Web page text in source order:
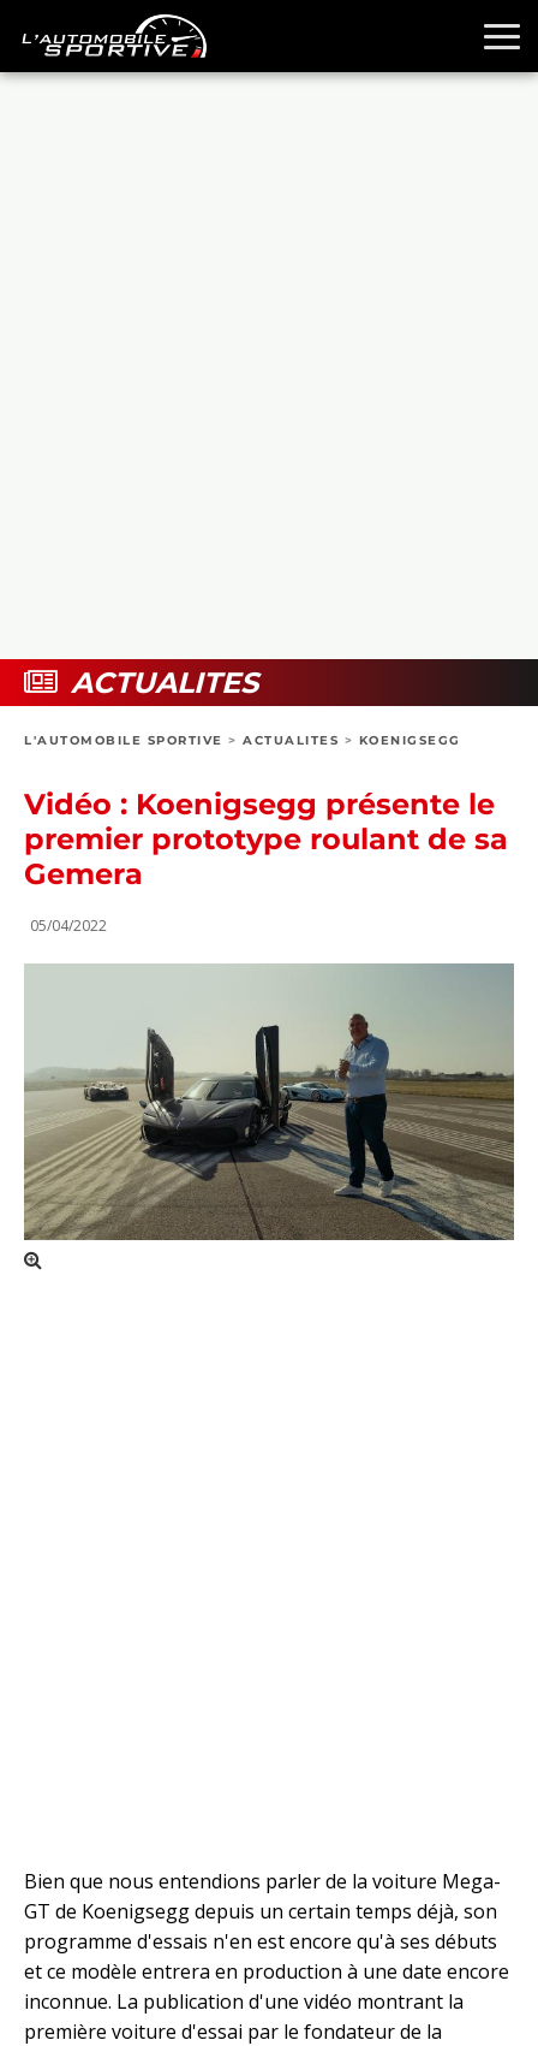
BOUTIQUE
ACTUALITES
L'AUTOMOBILE SPORTIVE > ACTUALITES > KOENIGSEGG
Vidéo : Koenigsegg présente le
premier prototype roulant de sa
Gemera
05/04/2022
Bien que nous entendions parler de la voiture Mega-
GT de Koenigsegg depuis un certain temps déjà, son
programme d'essais n'en est encore qu'à ses débuts
et ce modèle entrera en production à une date encore
inconnue. La publication d'une vidéo montrant la
première voiture d'essai par le fondateur de la